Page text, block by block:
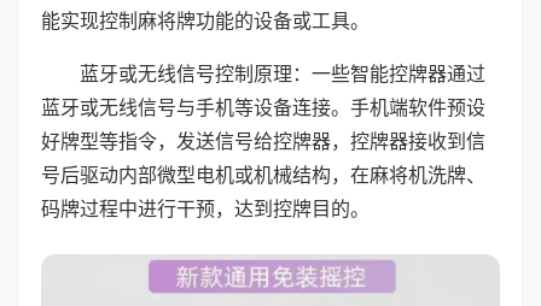
能实现控制麻将牌功能的设备或工具。
蓝牙或无线信号控制原理：一些智能控牌器通过
蓝牙或无线信号与手机等设备连接。手机端软件预设
好牌型等指令，发送信号给控牌器，控牌器接收到信
号后驱动内部微型电机或机械结构，在麻将机洗牌、
码牌过程中进行干预，达到控牌目的。